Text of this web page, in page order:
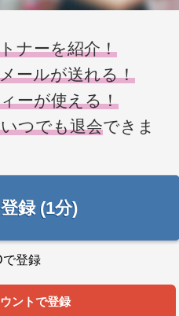
ナーを紹介！
ールが送れる！
ーが使える！
つでも退会できま
録 (1分)
で登録
ントで登録